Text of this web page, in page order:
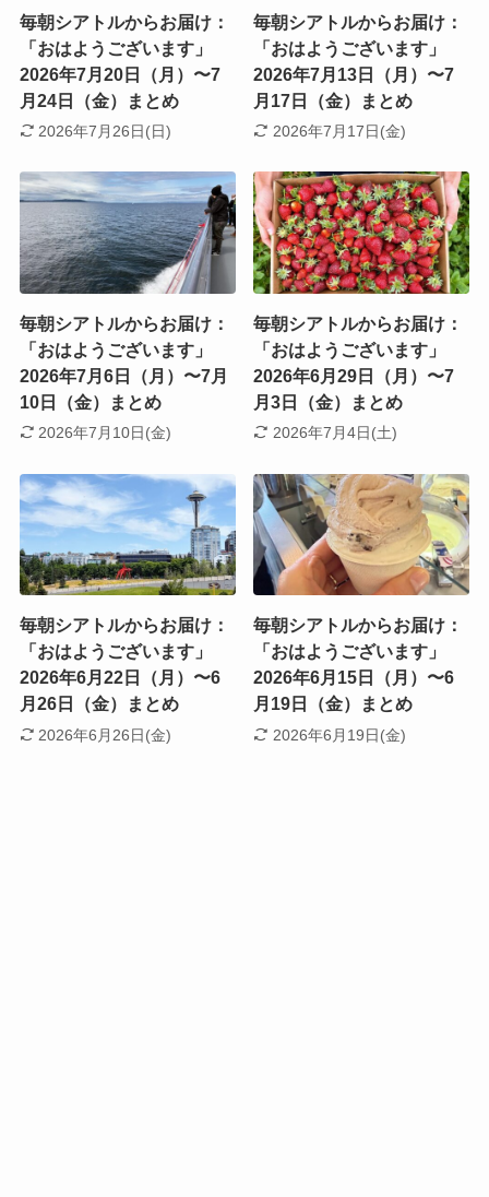
毎朝シアトルからお届け：
「おはようございます」
2026年7月20日（月）〜7
月24日（金）まとめ
2026年7月26日(日)
毎朝シアトルからお届け：
「おはようございます」
2026年7月13日（月）〜7
月17日（金）まとめ
2026年7月17日(金)
毎朝シアトルからお届け：
「おはようございます」
2026年7月6日（月）〜7月
10日（金）まとめ
2026年7月10日(金)
毎朝シアトルからお届け：
「おはようございます」
2026年6月29日（月）〜7
月3日（金）まとめ
2026年7月4日(土)
毎朝シアトルからお届け：
「おはようございます」
2026年6月22日（月）〜6
月26日（金）まとめ
2026年6月26日(金)
毎朝シアトルからお届け：
「おはようございます」
2026年6月15日（月）〜6
月19日（金）まとめ
2026年6月19日(金)